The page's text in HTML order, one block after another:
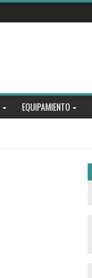
EQUIPAMIENTO